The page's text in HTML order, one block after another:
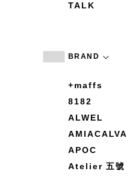
TALK
BRAND
+maffs
8182
ALWEL
AMIACALVA
APOC
Atelier 五號